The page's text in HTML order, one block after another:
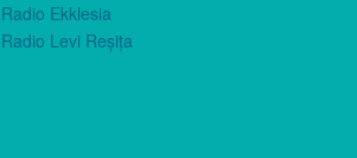
Radio Ekklesia
Radio Levi Reşiţa